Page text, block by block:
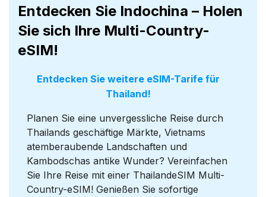
Entdecken Sie Indochina – Holen
Sie sich Ihre Multi-Country-
eSIM!
Entdecken Sie weitere eSIM-Tarife für
Thailand!
Planen Sie eine unvergessliche Reise durch
Thailands geschäftige Märkte, Vietnams
atemberaubende Landschaften und
Kambodschas antike Wunder? Vereinfachen
Sie Ihre Reise mit einer ThailandeSIM Multi-
Country-eSIM! Genießen Sie sofortige